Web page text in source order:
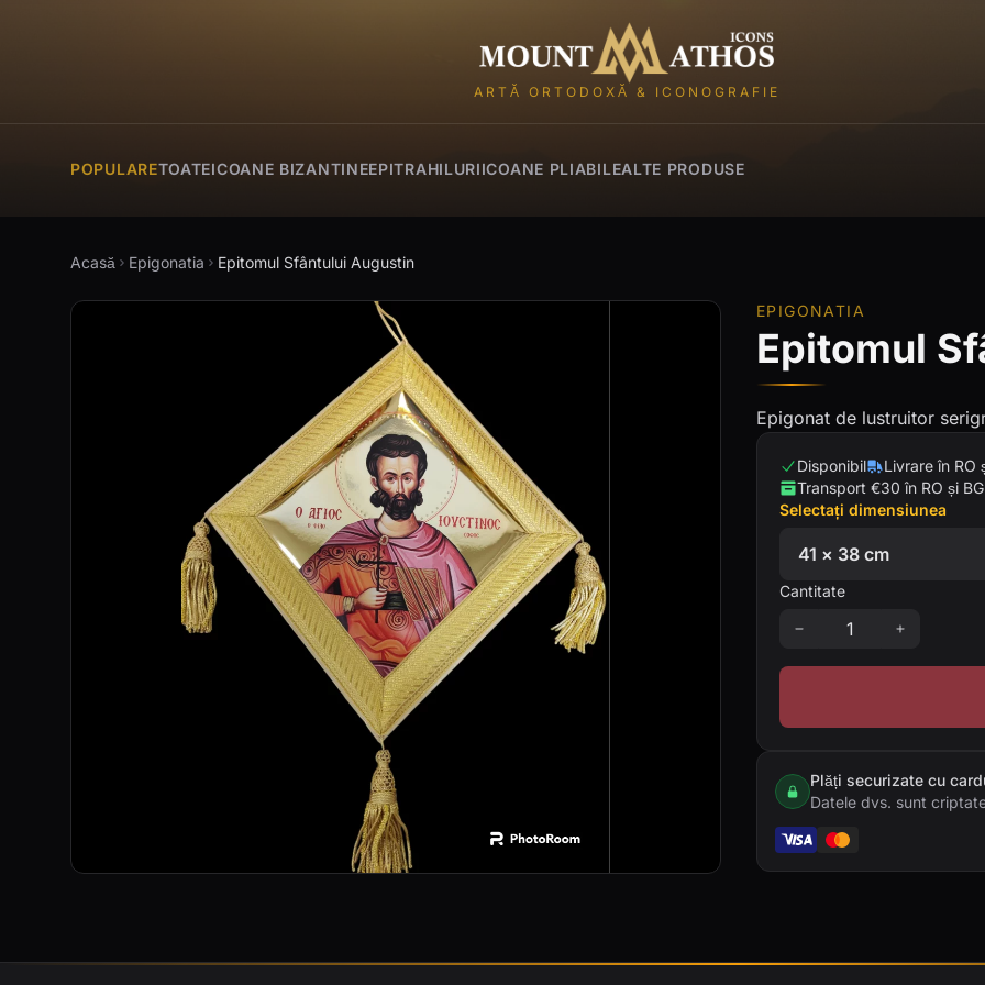
Mount Athos Icons
ARTĂ ORTODOXĂ & ICONOGRAFIE
POPULARETOATEICOANE BIZANTINEEPITRAHILURIICOANE PLIABILEALTE PRODUSE
Acasă Epigonatia Epitomul Sfântului Augustin
EPIGONATIA
Epitomul
Epigonat de lustruitor
Disponibil Livrare în RO
Transport €30 în RO și BG
Selectați dimensiunea
Cantitate
Plăți securizate cu
Datele dvs. sunt